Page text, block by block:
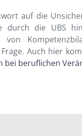
auf die
durch die UBS
von
Auch hier
bei beruflichen